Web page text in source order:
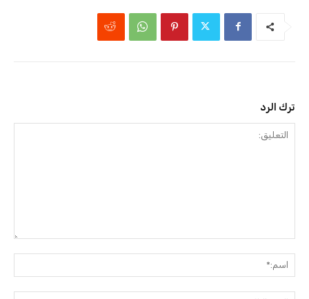
ترك الرد